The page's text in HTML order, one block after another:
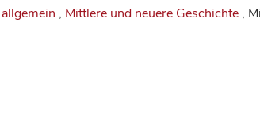
, Mittlere und neuere Geschichte ,